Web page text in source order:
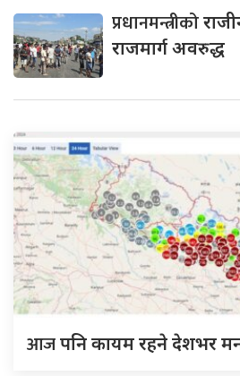
प्रधानमन्त्रीको
राजमार्ग अवरुद्ध
आजपनि कायम रहने देशभर